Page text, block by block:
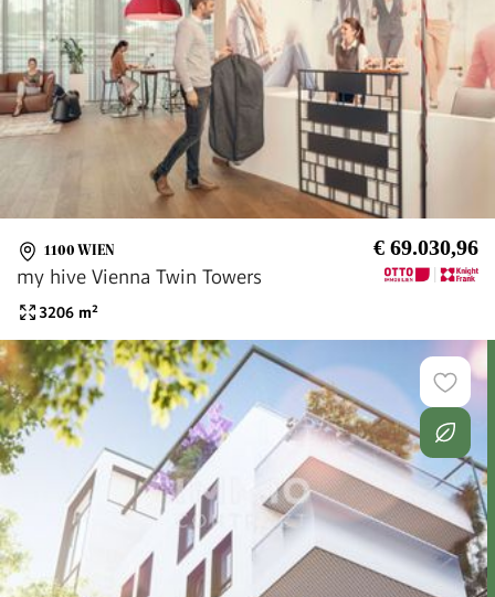
1100 WIEN € 69.030,96
my hive Vienna Twin Towers
3206 m²